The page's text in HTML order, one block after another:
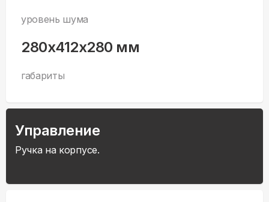
уровень шума
280x412x280 мм
габариты
Управление
Ручка на корпусе.